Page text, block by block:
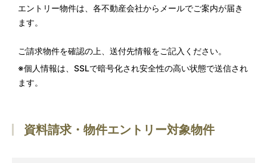
エントリー物件は、各不動産会社からメールでご案内が届き
ます。
ご請求物件を確認の上、送付先情報をご記入ください。
※個人情報は、SSLで暗号化され安全性の高い状態で送信され
ます。
資料請求・物件エントリー対象物件